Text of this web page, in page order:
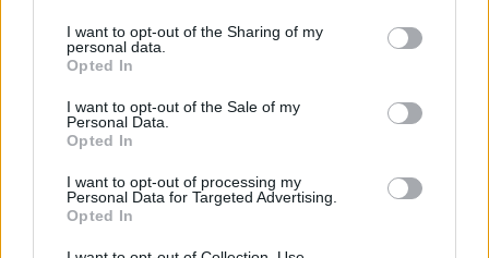
I want to opt-out of the Sharing of my
personal data.
Opted In
I want to opt-out of the Sale of my
Personal Data.
Opted In
I want to opt-out of processing my
Personal Data for Targeted Advertising.
Opted In